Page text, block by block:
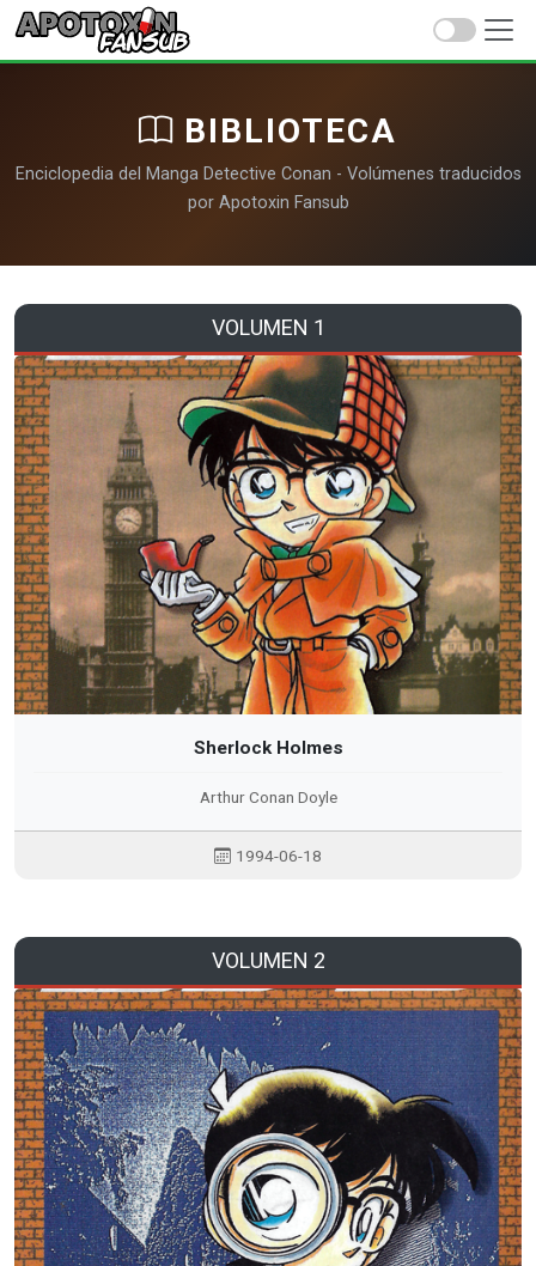
BIBLIOTECA
Enciclopedia del Manga Detective Conan - Volúmenes traducidos
por Apotoxin Fansub
VOLUMEN 1
Sherlock Holmes
Arthur Conan Doyle
1994-06-18
VOLUMEN 2